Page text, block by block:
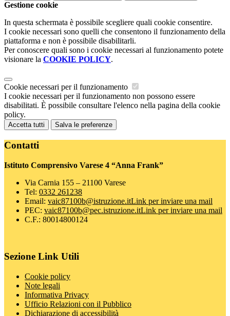
Gestione cookie
In questa schermata è possibile scegliere quali cookie consentire.
I cookie necessari sono quelli che consentono il funzionamento della
piattaforma e non è possibile disabilitarli.
Per conoscere quali sono i cookie necessari al funzionamento potete
visionare la COOKIE POLICY.
Cookie necessari per il funzionamento
I cookie necessari per il funzionamento non possono essere
disabilitati. È possibile consultare l'elenco nella pagina della cookie
policy.
Accetta tutti Salva le preferenze
Contatti
Istituto Comprensivo Varese 4 “Anna Frank”
Via Carnia 155 – 21100 Varese
Tel: 0332 261238
Email: vaic87100b@istruzione.itLink per inviare una mail
PEC: vaic87100b@pec.istruzione.itLink per inviare una mail
C.F.: 80014800124
Sezione Link Utili
Cookie policy
Note legali
Informativa Privacy
Ufficio Relazioni con il Pubblico
Dichiarazione di accessibilità